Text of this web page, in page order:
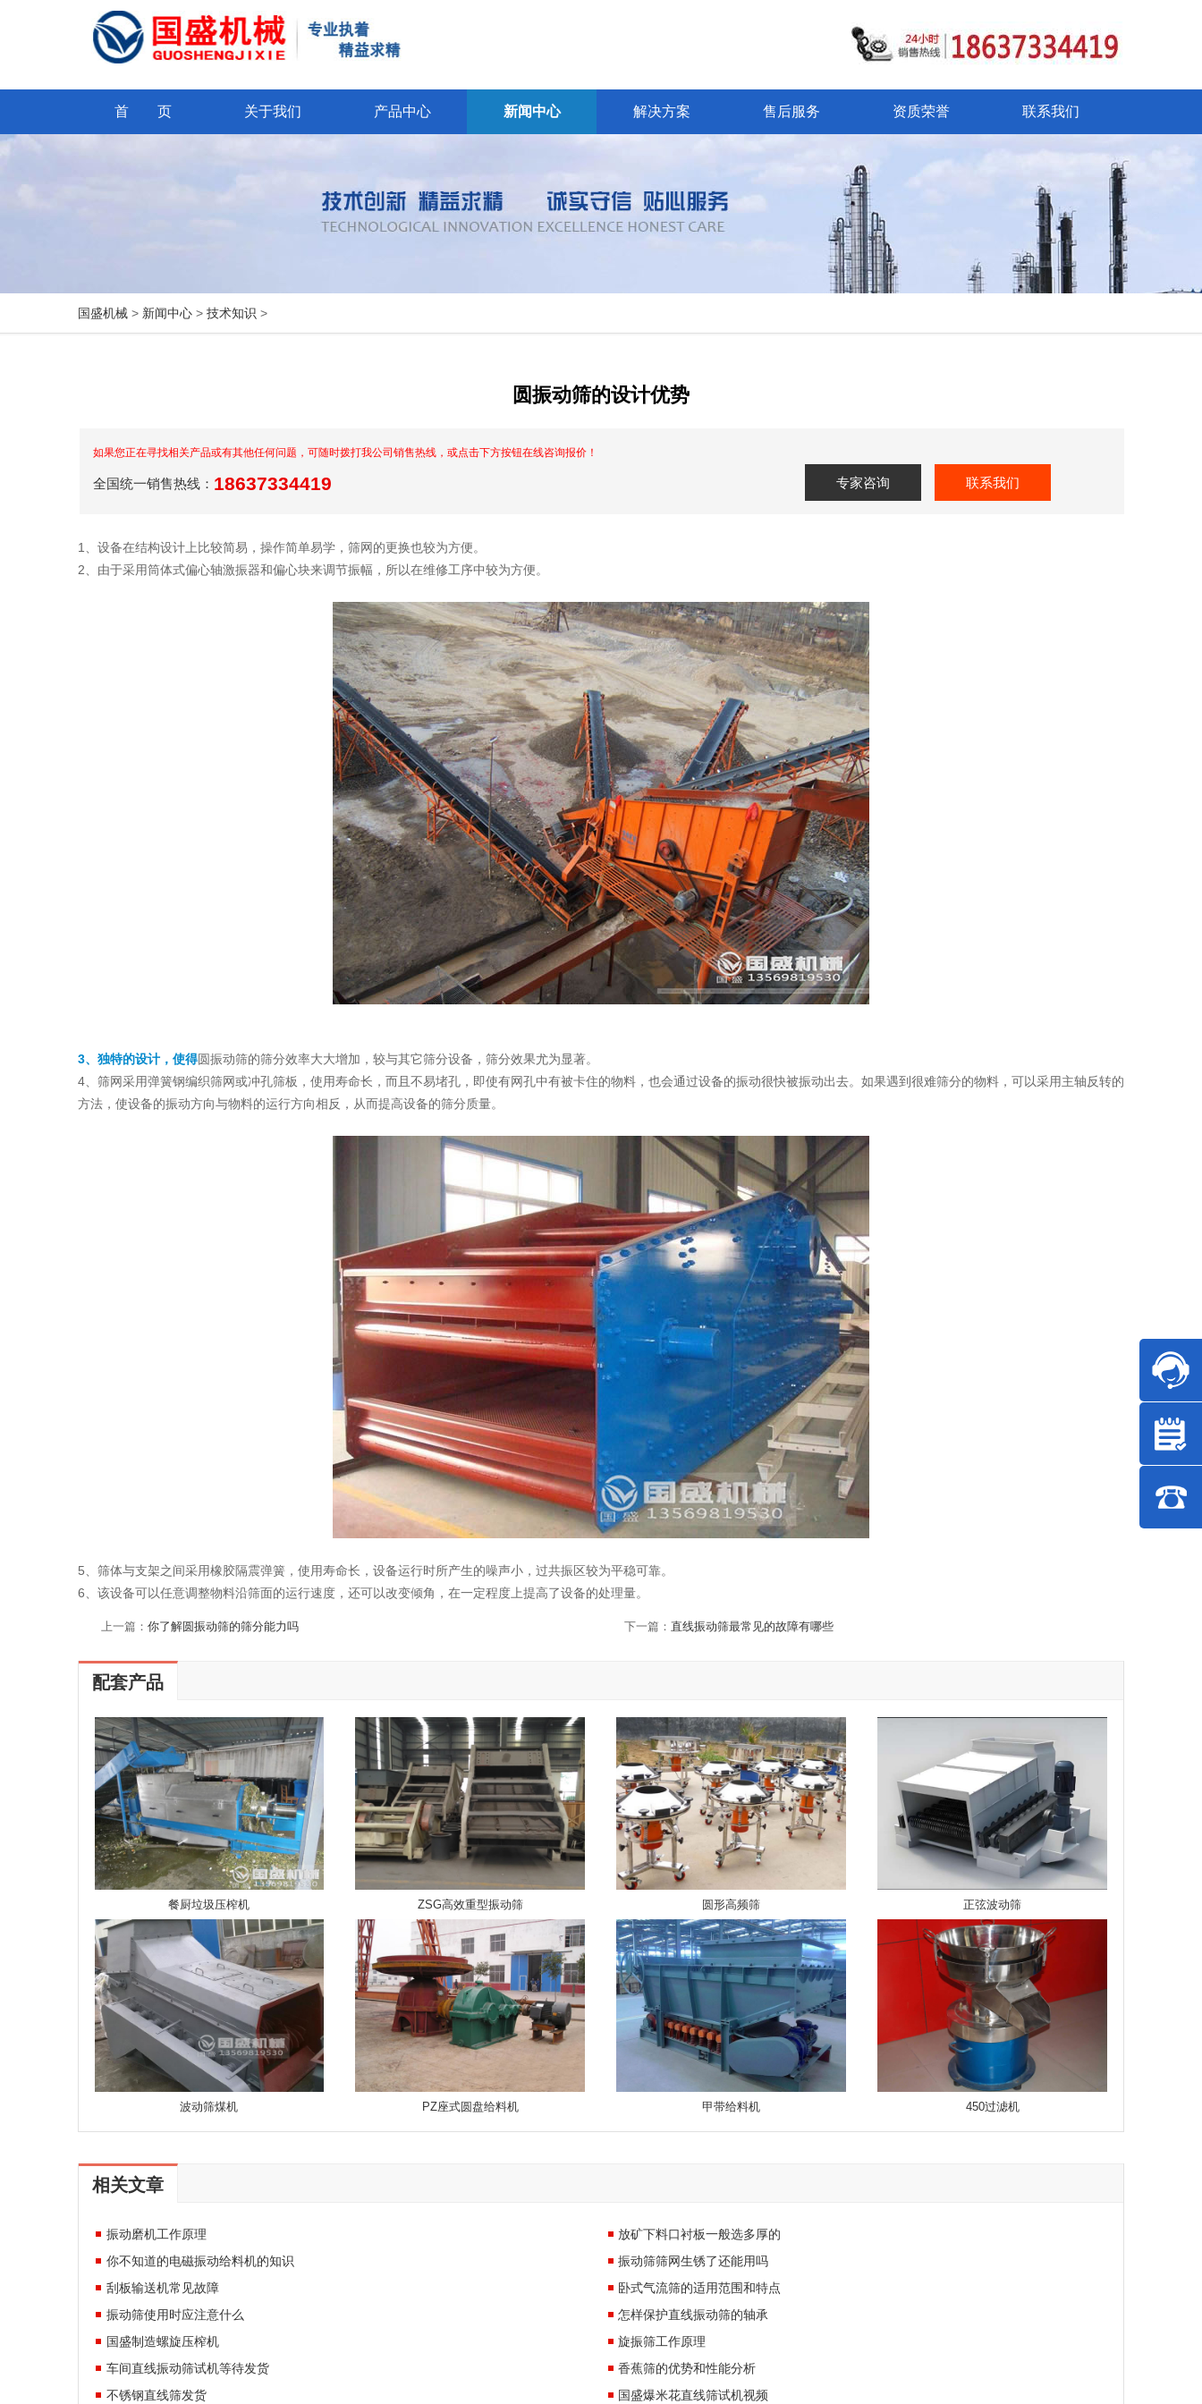
首 页 关于我们 产品中心 新闻中心 解决方案 售后服务 资质荣誉 联系我们
国盛机械 > 新闻中心 > 技术知识 >
圆振动筛的设计优势
如果您正在寻找相关产品或有其他任何问题，可随时拨打我公司销售热线，或点击下方按钮在线咨询报价！
全国统一销售热线： 18637334419 专家咨询 联系我们
1、设备在结构设计上比较简易，操作简单易学，筛网的更换也较为方便。
2、由于采用筒体式偏心轴激振器和偏心块来调节振幅，所以在维修工序中较为方便。
3、独特的设计，使得圆振动筛的筛分效率大大增加，较与其它筛分设备，筛分效果尤为显著。
4、筛网采用弹簧钢编织筛网或冲孔筛板，使用寿命长，而且不易堵孔，即使有网孔中有被卡住的物料，也会通过设备的振动很快被振动出去。如果遇到很难筛分的物料，可以采用主轴反转的
方法，使设备的振动方向与物料的运行方向相反，从而提高设备的筛分质量。
5、筛体与支架之间采用橡胶隔震弹簧，使用寿命长，设备运行时所产生的噪声小，过共振区较为平稳可靠。
6、该设备可以任意调整物料沿筛面的运行速度，还可以改变倾角，在一定程度上提高了设备的处理量。
上一篇： 你了解圆振动筛的筛分能力吗 下一篇： 直线振动筛最常见的故障有哪些
配套产品
餐厨垃圾压榨机 ZSG高效重型振动筛 圆形高频筛 正弦波动筛
波动筛煤机 PZ座式圆盘给料机 甲带给料机 450过滤机
相关文章
振动磨机工作原理
放矿下料口衬板一般选多厚的
你不知道的电磁振动给料机的知识
振动筛筛网生锈了还能用吗
刮板输送机常见故障
卧式气流筛的适用范围和特点
振动筛使用时应注意什么
怎样保护直线振动筛的轴承
国盛制造螺旋压榨机
旋振筛工作原理
车间直线振动筛试机等待发货
香蕉筛的优势和性能分析
不锈钢直线筛发货
国盛爆米花直线筛试机视频